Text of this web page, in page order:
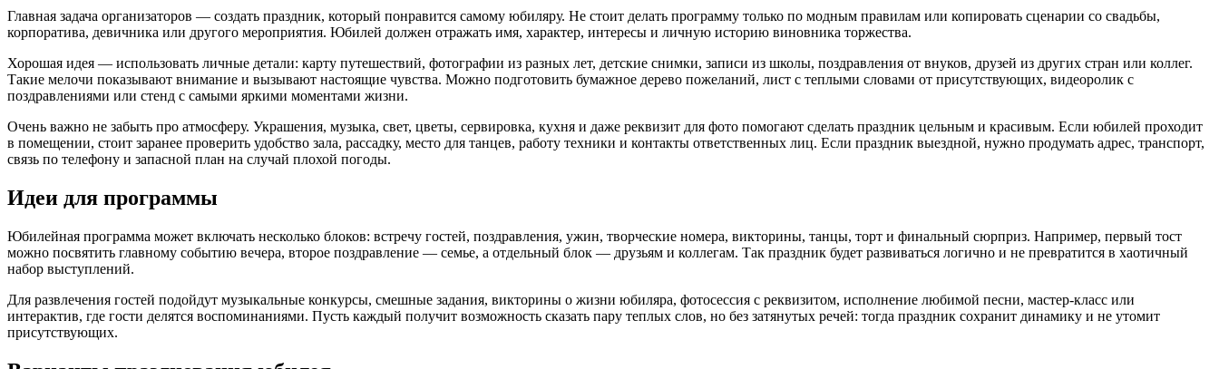
Новый год 2027
Главная задача организаторов — создать праздник, который понравится самому юбиляру. Не стоит делать программу только по модным правилам или копировать сценарии со свадьбы,
корпоратива, девичника или другого мероприятия. Юбилей должен отражать имя, характер, интересы и личную историю виновника торжества.
Хорошая идея — использовать личные детали: карту путешествий, фотографии из разных лет, детские снимки, записи из школы, поздравления от внуков, друзей из других стран или коллег.
Такие мелочи показывают внимание и вызывают настоящие чувства. Можно подготовить бумажное дерево пожеланий, лист с теплыми словами от присутствующих, видеоролик с
поздравлениями или стенд с самыми яркими моментами жизни.
Очень важно не забыть про атмосферу. Украшения, музыка, свет, цветы, сервировка, кухня и даже реквизит для фото помогают сделать праздник цельным и красивым. Если юбилей проходит
в помещении, стоит заранее проверить удобство зала, рассадку, место для танцев, работу техники и контакты ответственных лиц. Если праздник выездной, нужно продумать адрес, транспорт,
связь по телефону и запасной план на случай плохой погоды.
Идеи для программы
Юбилейная программа может включать несколько блоков: встречу гостей, поздравления, ужин, творческие номера, викторины, танцы, торт и финальный сюрприз. Например, первый тост
можно посвятить главному событию вечера, второе поздравление — семье, а отдельный блок — друзьям и коллегам. Так праздник будет развиваться логично и не превратится в хаотичный
набор выступлений.
Для развлечения гостей подойдут музыкальные конкурсы, смешные задания, викторины о жизни юбиляра, фотосессия с реквизитом, исполнение любимой песни, мастер-класс или
интерактив, где гости делятся воспоминаниями. Пусть каждый получит возможность сказать пару теплых слов, но без затянутых речей: тогда праздник сохранит динамику и не утомит
присутствующих.